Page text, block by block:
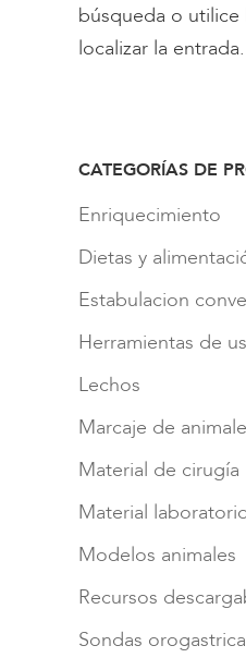
búsqueda o utilice
localizar la entrada.
CATEGORÍAS DE
Enriquecimiento
Dietas y
Estabulacion
Herramientas de
Lechos
Marcaje de
Material de cirugía
Material
Modelos animales
Recursos
Sondas